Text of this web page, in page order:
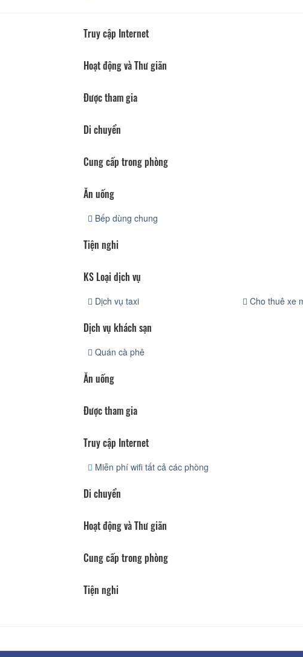
Truy cập Internet
Hoạt động và Thư giãn
Được tham gia
Di chuyển
Cung cấp trong phòng
Ăn uống
Bếp dùng chung
Tiện nghi
KS Loại dịch vụ
Dịch vụ taxi Cho thuê xe
Dịch vụ khách sạn
Quán cà phê
Ăn uống
Được tham gia
Truy cập Internet
Miễn phí wifi tất cả các phòng
Di chuyển
Hoạt động và Thư giãn
Cung cấp trong phòng
Tiện nghi